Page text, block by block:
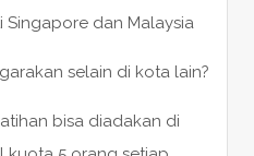
dan Malaysia
selain di kota lain?
bisa diadakan di